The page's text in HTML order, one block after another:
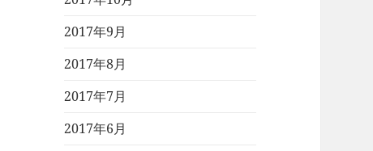
2017年9月
2017年8月
2017年7月
2017年6月